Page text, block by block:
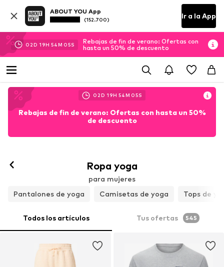
ABOUT YOU App
(152.700) Ir a la App
02D 19H 54M 04S
Rebajas de fin de verano: Ofertas con
hasta un 50% de descuento
02D 19H 54M 04S
Rebajas de fin de verano: Ofertas con hasta un 50%
de descuento
Ropa yoga
para mujeres
Pantalones de yoga
Camisetas de yoga Tops de
Todos los artículos Tus ofertas 545